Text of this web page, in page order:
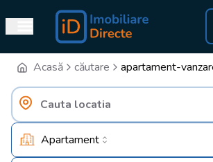
Acasă căutare apartament-
Apartament